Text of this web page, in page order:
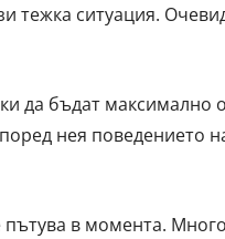
тежка ситуация.
да бъдат максимално
нея поведението
в момента.